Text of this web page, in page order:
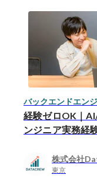
バックエンドエン
経験ゼロOK｜
ンジニア実務経
株式会社
東京